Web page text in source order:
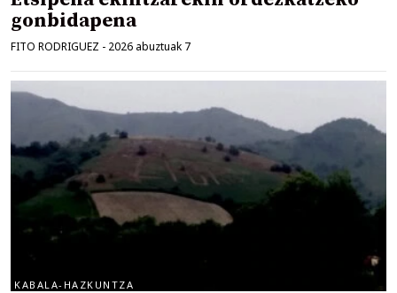
gonbidapena
FITO RODRIGUEZ - 2026 abuztuak 7
KABALA-HAZKUNTZA